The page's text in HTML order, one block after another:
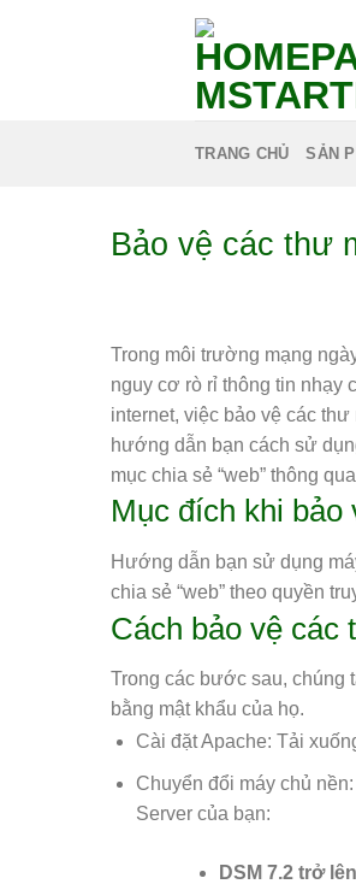
TRANG CHỦ SẢN
Bảo vệ các thư
Trong môi trường mạng
nguy cơ rò rỉ thông tin nhạy
internet, việc bảo vệ các thư
hướng dẫn bạn cách sử
mục chia sẻ “web” thông
Mục đích khi
Hướng dẫn bạn sử dụng
chia sẻ “web” theo quyền
Cách bảo vệ các
Trong các bước sau, chúng
bằng mật khẩu của họ.
Cài đặt Apache: Tải
Chuyển đổi máy chủ
Server của bạn:
DSM 7.2 trở